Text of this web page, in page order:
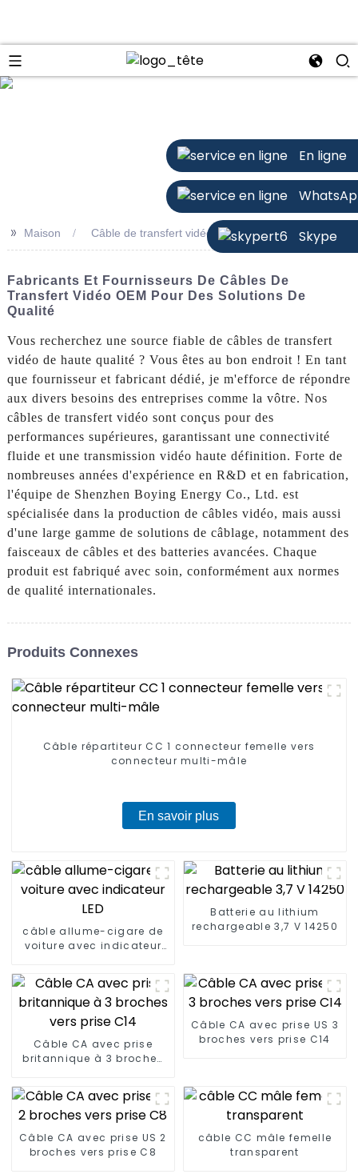
En ligne
Skype
>> Maison Câble de transfert vidéo
Fabricants Et Fournisseurs De Câbles De
Transfert Vidéo OEM Pour Des Solutions De
Qualité
Vous recherchez une source fiable de câbles de transfert
vidéo de haute qualité ? Vous êtes au bon endroit ! En tant
que fournisseur et fabricant dédié, je m'efforce de répondre
aux divers besoins des entreprises comme la vôtre. Nos
câbles de transfert vidéo sont conçus pour des
performances supérieures, garantissant une connectivité
fluide et une transmission vidéo haute définition. Forte de
nombreuses années d'expérience en R&D et en fabrication,
l'équipe de Shenzhen Boying Energy Co., Ltd. est
spécialisée dans la production de câbles vidéo, mais aussi
d'une large gamme de solutions de câblage, notamment des
faisceaux de câbles et des batteries avancées. Chaque
produit est fabriqué avec soin, conformément aux normes
de qualité internationales.
Produits Connexes
Câble répartiteur CC 1 connecteur femelle vers
connecteur multi-mâle
En savoir plus
câble allume-cigare de
voiture avec indicateur
Batterie au lithium
rechargeable 3,7 V 14250
Câble CA avec prise
britannique à 3 broches
Câble CA avec prise US 3
broches vers prise C14
Câble CA avec prise US 2
broches vers prise C8
câble CC mâle femelle
transparent